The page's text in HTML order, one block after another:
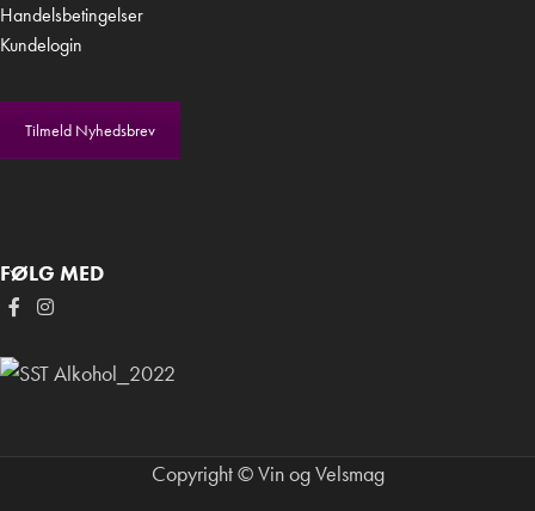
Handelsbetingelser
Kundelogin
Tilmeld Nyhedsbrev
FØLG MED
Copyright © Vin og Velsmag